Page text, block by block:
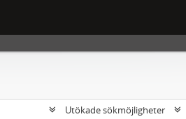
Utökade sökmöjligheter